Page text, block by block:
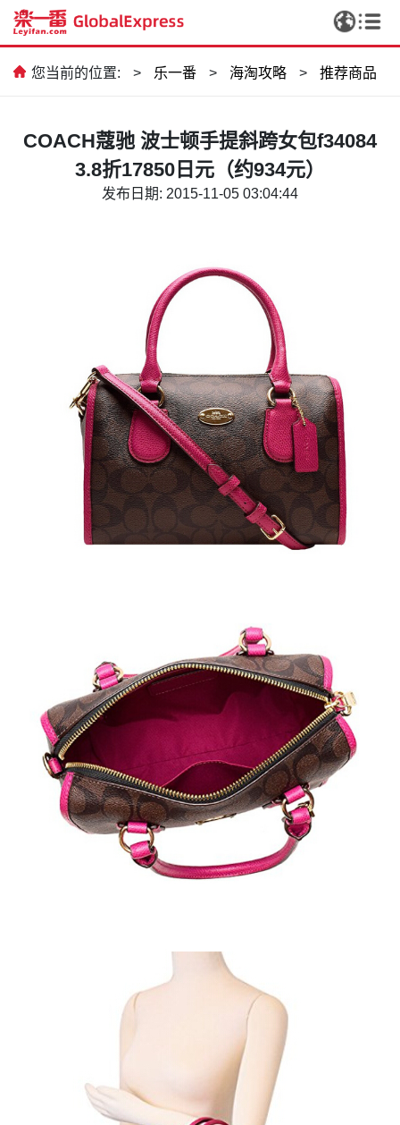
您当前的位置: > 乐一番 > 海淘攻略 > 推荐商品
COACH蔻驰 波士顿手提斜跨女包f34084
3.8折17850日元（约934元）
发布日期: 2015-11-05 03:04:44